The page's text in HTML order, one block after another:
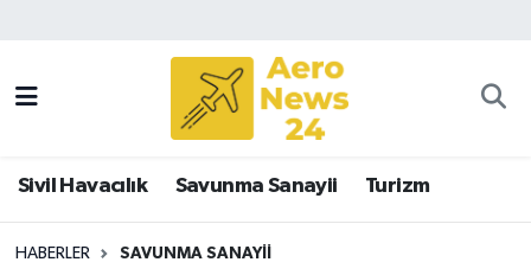
Sivil Havacılık Savunma Sanayii Turizm
HABERLER SAVUNMA SANAYII